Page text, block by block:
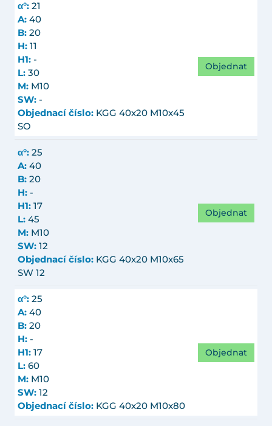
α°: 21
A: 40
B: 20
H: 11
H1: -
L: 30
M: M10
SW: -
Objednací číslo: KGG 40x20 M10x45
SO
Objednat
α°: 25
A: 40
B: 20
H: -
H1: 17
L: 45
M: M10
SW: 12
Objednací číslo: KGG 40x20 M10x65
SW 12
Objednat
α°: 25
A: 40
B: 20
H: -
H1: 17
L: 60
M: M10
SW: 12
Objednací číslo: KGG 40x20 M10x80
Objednat